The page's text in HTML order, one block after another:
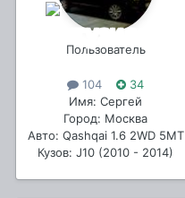
Пользователь
104
34
Имя: Сергей
Город: Москва
Авто: Qashqai 1.6 2WD 5MT
Кузов: J10 (2010 - 2014)